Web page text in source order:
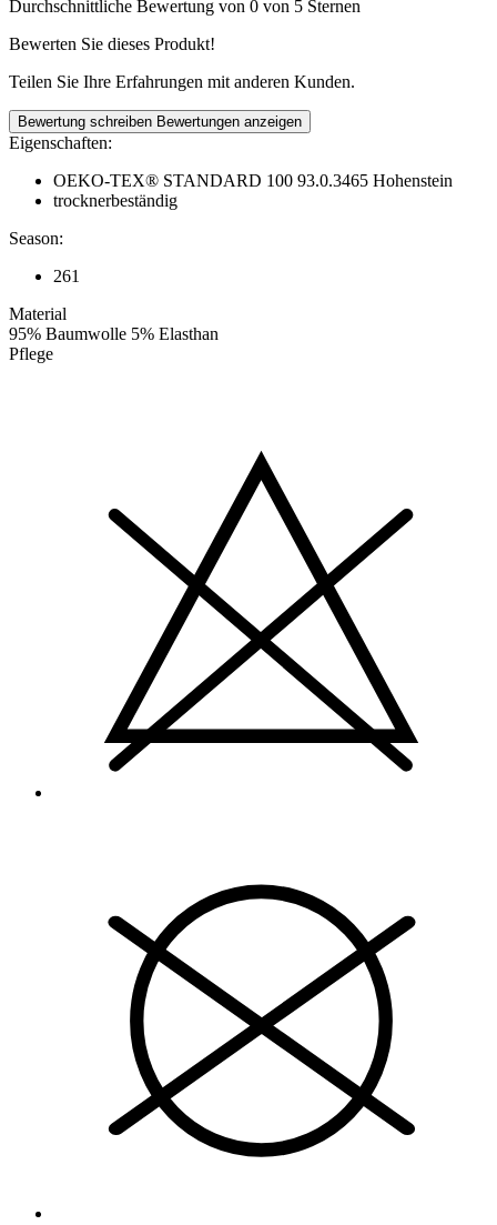
Durchschnittliche Bewertung von 0 von 5 Sternen
Bewerten Sie dieses Produkt!
Teilen Sie Ihre Erfahrungen mit anderen Kunden.
Bewertung schreiben Bewertungen anzeigen
Eigenschaften:
OEKO-TEX® STANDARD 100 93.0.3465 Hohenstein
trocknerbeständig
Season:
261
Material
95% Baumwolle 5% Elasthan
Pflege